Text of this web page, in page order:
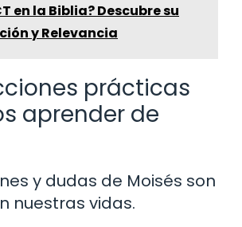
en la Biblia? Descubre su
y Relevancia
prácticas
aprender de
y dudas de Moisés son
nuestras vidas.